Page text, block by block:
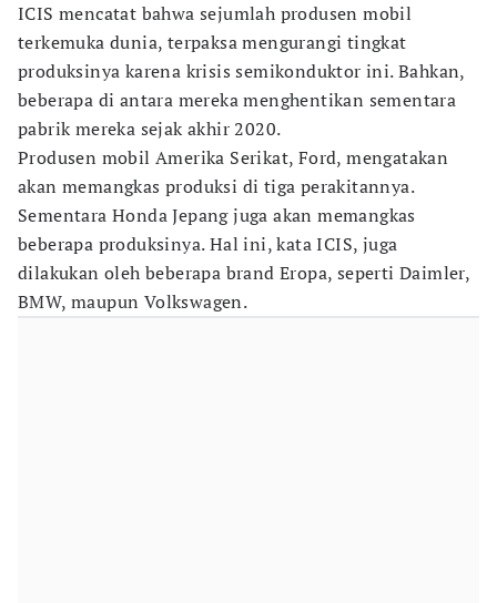
ICIS mencatat bahwa sejumlah produsen mobil
terkemuka dunia, terpaksa mengurangi tingkat
produksinya karena krisis semikonduktor ini. Bahkan,
beberapa di antara mereka menghentikan sementara
pabrik mereka sejak akhir 2020.
Produsen mobil Amerika Serikat, Ford, mengatakan
akan memangkas produksi di tiga perakitannya.
Sementara Honda Jepang juga akan memangkas
beberapa produksinya. Hal ini, kata ICIS, juga
dilakukan oleh beberapa brand Eropa, seperti Daimler,
BMW, maupun Volkswagen.